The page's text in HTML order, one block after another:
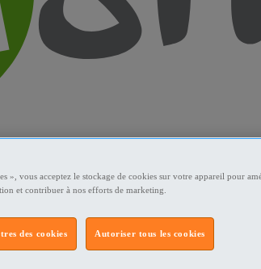
», vous acceptez le stockage de cookies sur votre appareil pour
et contribuer à nos efforts de marketing.
Autoriser tous les cookies
des cookies